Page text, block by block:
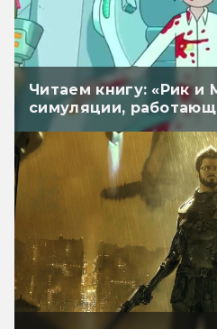
Читаем книгу: «Рик и
симуляции,